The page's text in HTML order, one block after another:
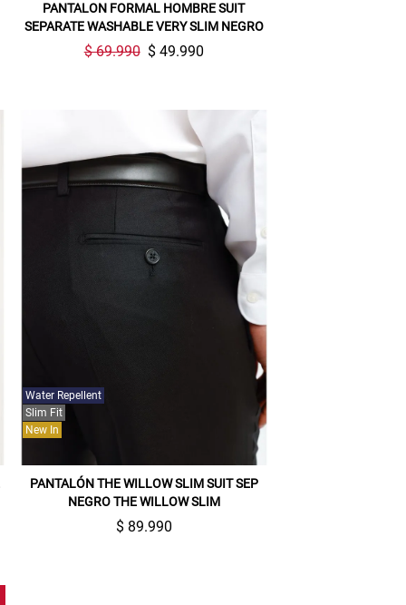
PANTALON FORMAL HOMBRE SUIT
SEPARATE WASHABLE VERY SLIM NEGRO
$ 69.990 $ 49.990
New In
Slim Fit
Water Repellent
PANTALÓN THE WILLOW SLIM SUIT SEP
NEGRO THE WILLOW SLIM
$ 89.990